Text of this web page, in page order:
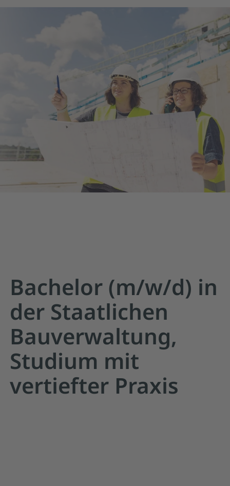
Bachelor (m/w/d) in
der Staatlichen
Bauverwaltung,
Studium mit
vertiefter Praxis